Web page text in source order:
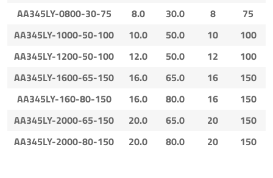
AA345LY-0800-30-75 8.0 30.0 8
75
AA345LY-1000-50-100
10.0 50.0 10
100
AA345LY-1200-50-100
12.0 50.0 12
100
AA345LY-1600-65-150
16.0 65.0 16
150
AA345LY-160-80-150
16.0 80.0 16
150
AA345LY-2000-65-150
20.0 65.0 20
150
AA345LY-2000-80-150
20.0 80.0 20 150